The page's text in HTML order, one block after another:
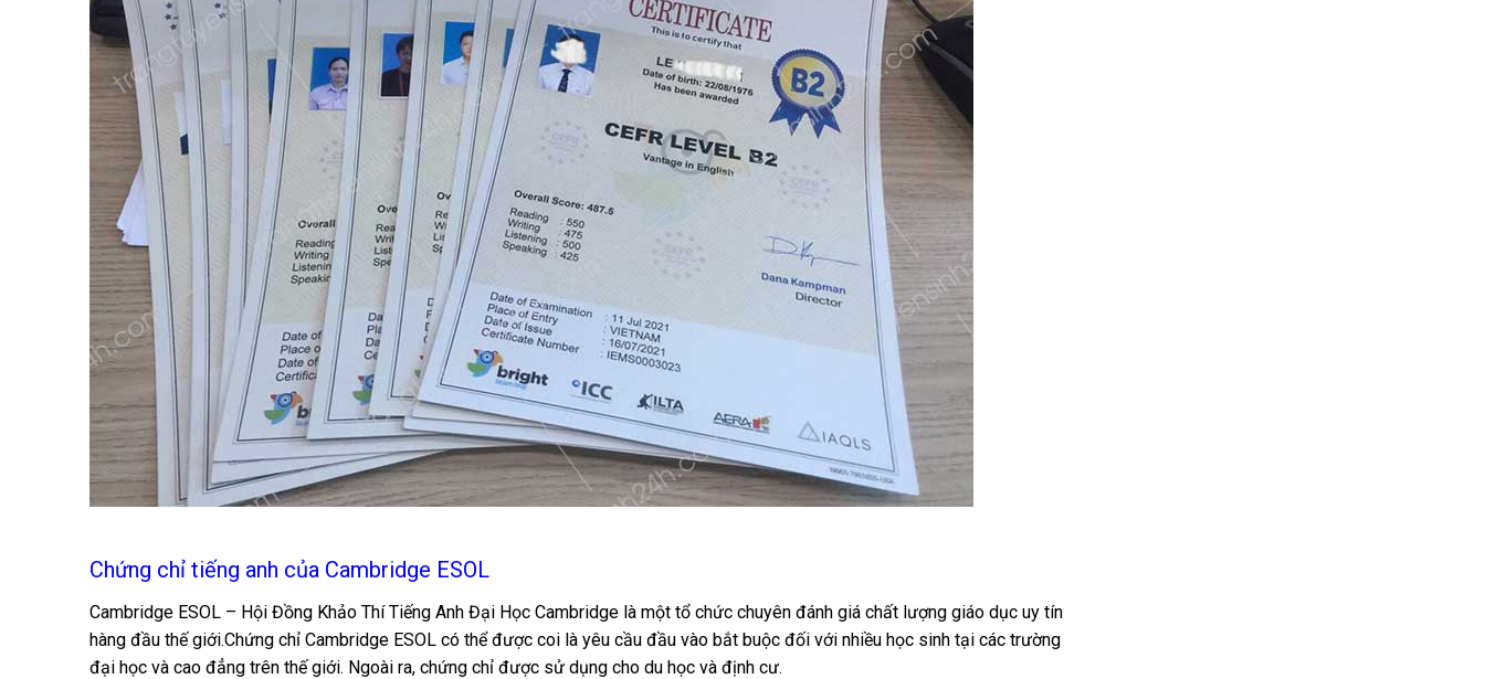
Chứng chỉ tiếng anh của Cambridge ESOL
Cambridge ESOL – Hội Đồng Khảo Thí Tiếng Anh Đại Học Cambridge là một tổ chức chuyên đánh giá chất lượng giáo dục uy tín
hàng đầu thế giới.Chứng chỉ Cambridge ESOL có thể được coi là yêu cầu đầu vào bắt buộc đối với nhiều học sinh tại các trường
đại học và cao đẳng trên thế giới. Ngoài ra, chứng chỉ được sử dụng cho du học và định cư.